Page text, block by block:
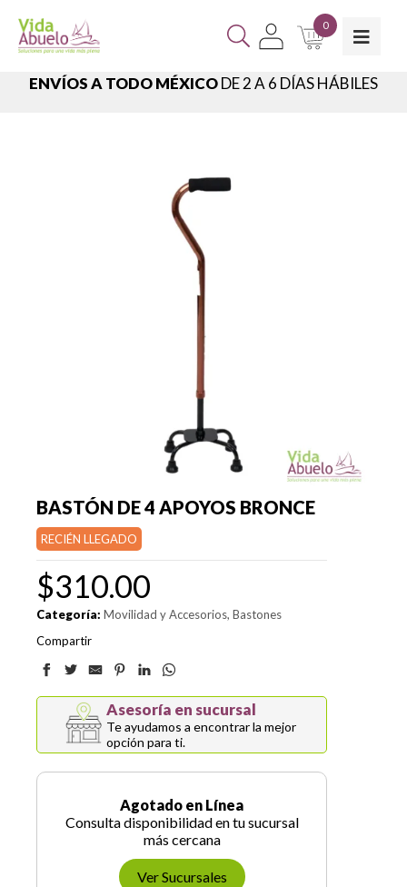
0
ENVÍOS A TODO MÉXICODE 2 A 6 DÍAS HÁBILES
BASTÓN DE 4 APOYOS BRONCE
RECIÉN LLEGADO
$310.00
Categoría: Movilidad y Accesorios Bastones
Compartir
Asesoría en sucursal
Te ayudamos a encontrar la mejor
opción para ti.
Agotado en Línea
Consulta disponibilidad en tu sucursal
más cercana
Ver Sucursales